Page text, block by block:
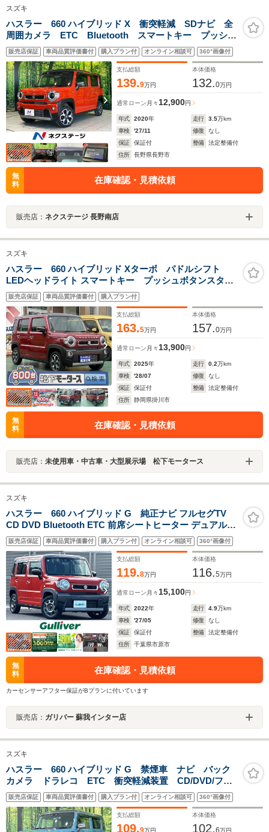
スズキ
ハスラー 660 ハイブリッド X 衝突軽減 SDナビ 全
周囲カメラ ETC Bluetooth スマートキー プッシュ
スタート LEDヘッド・フォグ シートヒーター 車線
逸脱警報 革巻きステアリング オートライト オート
エアコン
販売店保証 車両品質評価書付 購入プラン付 オンライン相談可 360°画像付
支払総額
139.9万円
本体価格
132.0万円
通常ローン 月々 12,900円
年式 2020年 走行 3.5万km
車検
'27/11 修復
なし
保証
保証付 整備
法定整備付
住所
長野県長野市
無
料
在庫確認・見積依頼
販売店： ネクステージ 長野南店
スズキ
ハスラー 660 ハイブリッド Xターボ パドルシフト
LEDヘッドライト スマートキー プッシュボタンスター
ト 純正アルミホイール 障害物センサー 衝突被害軽減ブレ
ーキ オートエアコン シートヒーター
販売店保証 車両品質評価書付 購入プラン付
支払総額
163.5万円
本体価格
157.0万円
通常ローン 月々 13,900円
年式 2025年 走行 0.2万km
車検
'28/07 修復
なし
保証
保証付 整備
法定整備付
住所
静岡県掛川市
無
料
在庫確認・見積依頼
販売店： 未使用車・中古車・大型展示場 松下モータース
スズキ
ハスラー 660 ハイブリッド G 純正ナビ フルセグTV
CD DVD Bluetooth ETC 前席シートヒーター デュアルカ
メラブレーキサポート 前後コーナーセンサー レーンキー
プアシスト LEDヘッドライト スマートキー×2
販売店保証 車両品質評価書付 購入プラン付 オンライン相談可 360°画像付
支払総額
119.8万円
本体価格
116.5万円
通常ローン 月々15,100円
年式 2022年 走行 4.9万km
車検
'27/05 修復
なし
保証
保証付 整備
法定整備付
住所
千葉県市原市
無
料
在庫確認・見積依頼
カーセンサーアフター保証がBプランに付いています
販売店： ガリバー 蘇我インター店
スズキ
ハスラー 660 ハイブリッド G 禁煙車 ナビ バック
カメラ ドラレコ ETC 衝突軽減装置 CD/DVD/フル
セグ Bluetooth シートヒーター シートリフター
LEDヘッド オートライト スマートキー 2トーンルー
フ
販売店保証 車両品質評価書付 購入プラン付 オンライン相談可 360°画像付
支払総額
109.
本体価格
102.